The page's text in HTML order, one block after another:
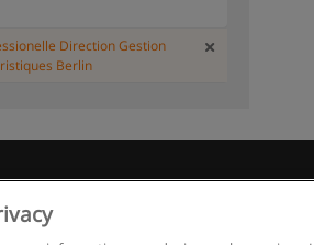
Direction Gestion
Berlin